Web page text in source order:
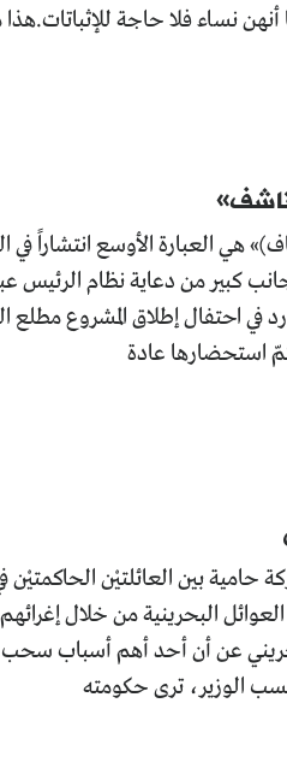
نساء فلا حاجة للإثباتات.هذا
هي العبارة الأوسع انتشاراً
كبير من دعاية نظام الرئيس
في احتفال إطلاق المشروع
استحضارها عادة
حامية بين العائلتيْن
البحرينية من خلال
عن أن أحد أهم أسباب سحب
الوزير، ترى حكومته